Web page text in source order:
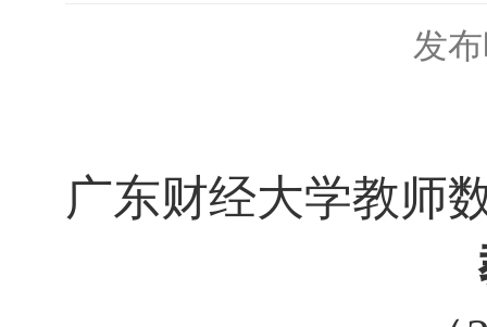
发
广东财经大学教师